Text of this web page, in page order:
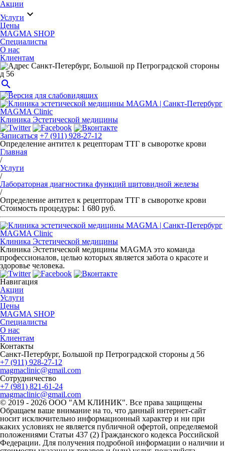
Акции
Услуги expand_more
Цены
MAGMA SHOP
Специалисты
О нас
Клиентам
Санкт-Петербург, Большой пр Петроградской стороны
д 56
search
MAGMA Clinic
Клиника Эстетической медицины
Записаться +7 (911) 928-27-12
Определение антител к рецепторам ТТГ в сыворотке крови
Главная
/
Услуги
/
Лабораторная диагностика функций щитовидной железы
/
Определение антител к рецепторам ТТГ в сыворотке крови
Стоимость процедуры: 1 680 руб.
MAGMA Clinic
Клиника Эстетической медицины
Клиника Эстетической медицины MAGMA это команда
профессионалов, целью которых является забота о красоте и
здоровье человека.
Навигация
Акции
Услуги
Цены
MAGMA SHOP
Специалисты
О нас
Клиентам
Контакты
Санкт-Петербург, Большой пр Петроградской стороны д 56
+7 (911) 928-27-12
magmaclinic@gmail.com
Сотрудничество
+7 (981) 821-61-24
magmaclinic@gmail.com
© 2019 - 2026 ООО "АМ КЛИНИК". Все права защищены
Обращаем ваше внимание на то, что данный интернет-сайт
носит исключительно информационный характер и ни при
каких условиях не является публичной офертой, определяемой
положениями Статьи 437 (2) Гражданского кодекса Российской
Федерации. Для получения подробной информации о наличии и